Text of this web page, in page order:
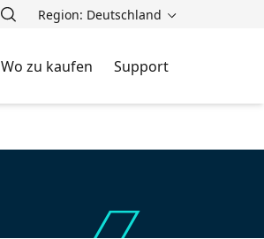
Region: Deutschland
Wo zu kaufen Support